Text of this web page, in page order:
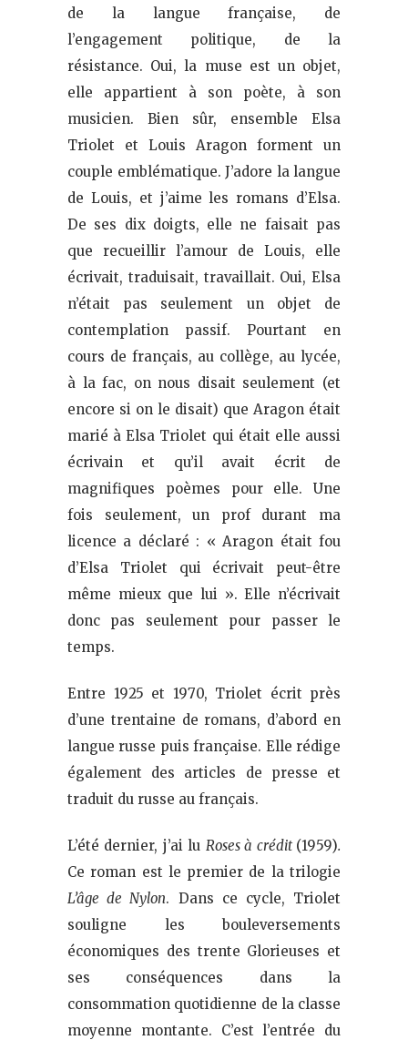
de la langue française, de
l’engagement politique, de la
résistance. Oui, la muse est un objet,
elle appartient à son poète, à son
musicien. Bien sûr, ensemble Elsa
Triolet et Louis Aragon forment un
couple emblématique. J’adore la langue
de Louis, et j’aime les romans d’Elsa.
De ses dix doigts, elle ne faisait pas
que recueillir l’amour de Louis, elle
écrivait, traduisait, travaillait. Oui, Elsa
n’était pas seulement un objet de
contemplation passif. Pourtant en
cours de français, au collège, au lycée,
à la fac, on nous disait seulement (et
encore si on le disait) que Aragon était
marié à Elsa Triolet qui était elle aussi
écrivain et qu’il avait écrit de
magnifiques poèmes pour elle. Une
fois seulement, un prof durant ma
licence a déclaré : « Aragon était fou
d’Elsa Triolet qui écrivait peut-être
même mieux que lui ». Elle n’écrivait
donc pas seulement pour passer le
temps.
Entre 1925 et 1970, Triolet écrit près
d’une trentaine de romans, d’abord en
langue russe puis française. Elle rédige
également des articles de presse et
traduit du russe au français.
L’été dernier, j’ai lu Roses à crédit (1959).
Ce roman est le premier de la trilogie
L’âge de Nylon. Dans ce cycle, Triolet
souligne les bouleversements
économiques des trente Glorieuses et
ses conséquences dans la
consommation quotidienne de la classe
moyenne montante. C’est l’entrée du